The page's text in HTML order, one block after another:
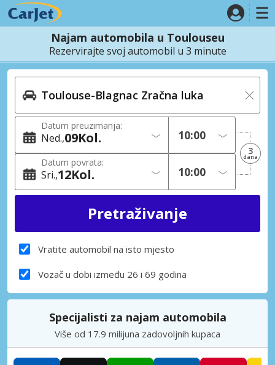
Najam automobila u Toulouseu
Rezervirajte svoj automobil u 3 minute
Datum preuzimanja:
Ned. 09Kol.
Datum povrata:
Sri. 12Kol.
3
dana
Vratite automobil na isto mjesto
Vozač u dobi između 26 i 69 godina
Specijalisti za najam automobila
Više od 17.9 milijuna zadovoljnih kupaca